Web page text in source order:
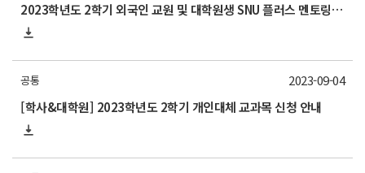
2023학년도 2학기 외국인 교원 및 대학원생 SNU 플러스 멘토링 프로그램 운영
공통
[학사&대학원] 2023학년도 2학기 개인대체 교과목 신청 안내
2023-09-04